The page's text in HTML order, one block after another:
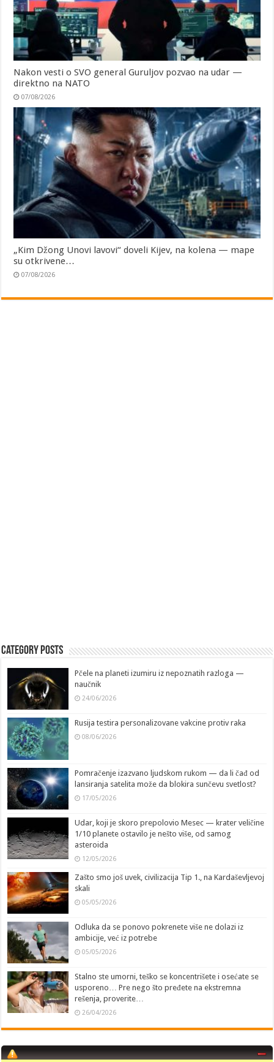
Nakon vesti o SVO general Guruljov pozvao na udar —
direktno na NATO
07/08/2026
„Kim Džong Unovi lavovi“ doveli Kijev, na kolena — mape
su otkrivene…
07/08/2026
Category Posts
Pčele na planeti izumiru iz nepoznatih razloga —
naučnik
24/06/2026
Rusija testira personalizovane vakcine protiv raka
08/06/2026
Pomračenje izazvano ljudskom rukom — da li čađ od
lansiranja satelita može da blokira sunčevu svetlost?
17/05/2026
Udar, koji je skoro prepolovio Mesec — krater veličine
1/10 planete ostavilo je nešto više, od samog
asteroida
12/05/2026
Zašto smo još uvek, civilizacija Tip 1., na Kardaševljevoj
skali
05/05/2026
Odluka da se ponovo pokrenete više ne dolazi iz
ambicije, već iz potrebe
05/05/2026
Stalno ste umorni, teško se koncentrišete i osećate se
usporeno… Pre nego što pređete na ekstremna
rešenja, proverite…
26/04/2026